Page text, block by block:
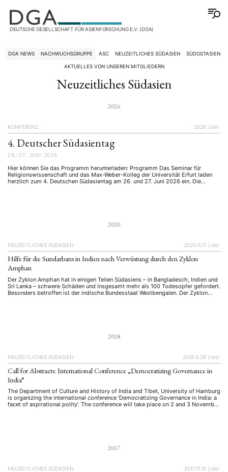
DEUTSCHE GESELLSCHAFT FÜR ASIENFORSCHUNG E.V. (DGA)
DGA NEWS NACHWUCHSGRUPPE ASC NEUZEITLICHES SÜDASIEN SÜDOSTASIEN
AKTUELLES VON UNSEREN MITGLIEDERN
Neuzeitliches Südasien
2026
KONFERENZ 2026 {:de}
4. Deutscher Südasientag
26.–27. JUNI 2026
Hier können Sie das Programm herunterladen: Programm Das Seminar für
Religionswissenschaft und das Max-Weber-Kolleg der Universität Erfurt laden
herzlich zum 4. Deutschen Südasientag am 26. und 27. Juni 2026 ein. Die
2020
NEUZEITLICHES SÜDASIEN 2020.6.11 {:de}
Hilfe für die Sundarbans in Indien nach Verwüstung durch den Zyklon
Amphan
Der Zyklon Amphan hat in einigen Teilen Südasiens – in Bangladesch, Indien und
Sri Lanka – schwere Schäden und insgesamt mehr als 100 Todesopfer gefordert.
Besonders betroffen ist der indische Bundesstaat Westbengalen. Der Zyklon
2018
NEUZEITLICHES SÜDASIEN 2018.6.28 {:en}
Call for Abstracts: International Conference „Democratizing Governance in
India“
The Department of Culture and History of India and Tibet, University of Hamburg
is organizing the international conference 'Democratizing Governance in India: a
facet of aspirational polity'. The conference will take place on 2 and 3 November
2017
NEUZEITLICHES SÜDASIEN 2017.11.10 {:de}